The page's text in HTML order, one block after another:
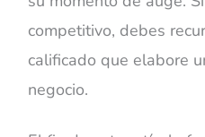
competitivo, debes
calificado que elabore
negocio.